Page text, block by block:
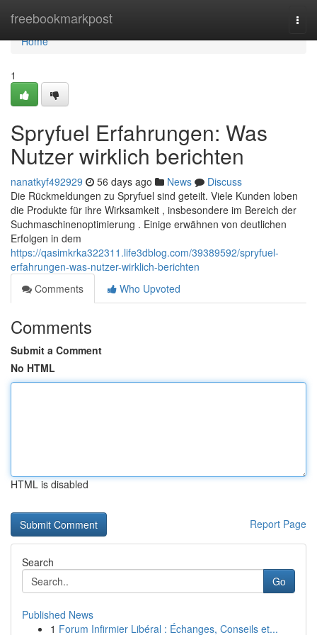
freebookmarkpost
Home
Home
1
Spryfuel Erfahrungen: Was
Nutzer wirklich berichten
nanatkyf492929 56 days ago News
Discuss
Die Rückmeldungen zu Spryfuel sind geteilt. Viele Kunden loben
die Produkte für ihre Wirksamkeit , insbesondere im Bereich der
Suchmaschinenoptimierung . Einige erwähnen von deutlichen
Erfolgen in dem
https://qasimkrka322311.life3dblog.com/39389592/spryfuel-
erfahrungen-was-nutzer-wirklich-berichten
Comments
Who Upvoted
Comments
Submit a Comment
No HTML
HTML is disabled
Report Page
Search
Go
Published News
1 Forum Infirmier Libéral : Échanges, Conseils et...